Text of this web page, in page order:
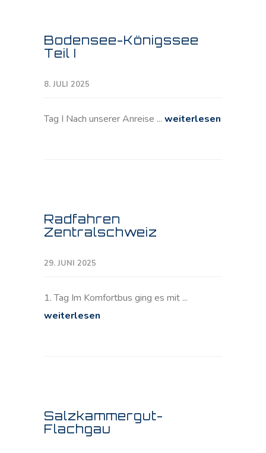
Bodensee-Königssee
Teil I
8. JULI 2025
Tag I Nach unserer Anreise ... weiterlesen
Radfahren
Zentralschweiz
29. JUNI 2025
1. Tag Im Komfortbus ging es mit ...
weiterlesen
Salzkammergut-
Flachgau